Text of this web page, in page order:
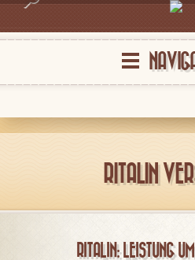
RITALIN
RITALIN: LEISTUNG